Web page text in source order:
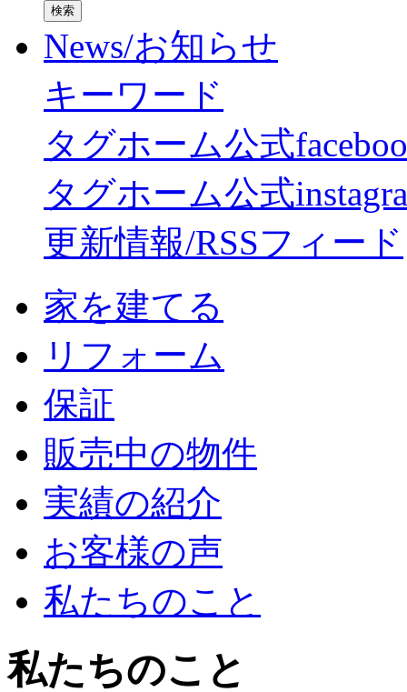
News/お知らせ
キーワード
タグホーム公式
タグホーム公式
更新情報/RSSフィード
家を建てる
リフォーム
保証
販売中の物件
実績の紹介
お客様の声
私たちのこと
私たちのこと